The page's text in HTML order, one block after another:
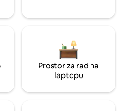
Prostor za rad na
laptopu